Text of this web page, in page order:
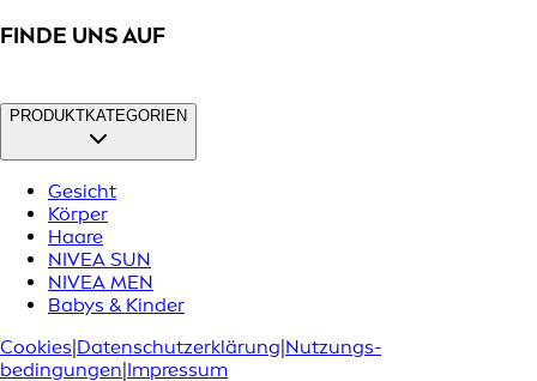
FINDE UNS AUF
PRODUKTKATEGORIEN
Gesicht
Körper
Haare
NIVEA SUN
NIVEA MEN
Babys & Kinder
Cookies|Datenschutzerklärung|Nutzungs­
bedingungen|Impressum